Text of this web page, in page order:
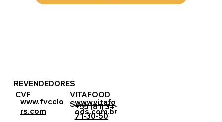
CVF
www.fvcolo
rs.com
REVENDEDORES
VITAFOOD
Swww.vitafo
ods.com.br
+55 (81) 34-
71-30-50